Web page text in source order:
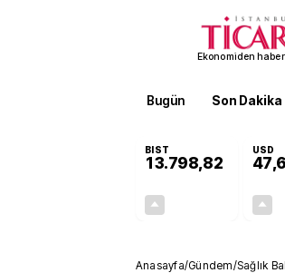
Ekonomiden
Bugün Son Dakika
BIST
13.798,82
USD
Anasayfa/Gündem/Sağlık